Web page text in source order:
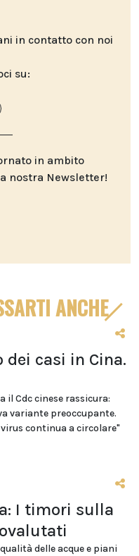
in contatto con noi
su:
in ambito
nostra Newsletter!
ANCHE
dei casi in Cina.
il Cdc cinese rassicura:
variante preoccupante.
continua a circolare"
I timori sulla
delle acque e piani